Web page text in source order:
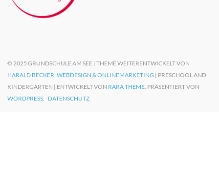
© 2025 GRUNDSCHULE AM SEE | THEME WEITERENTWICKELT VON
HARALD BECKER, WEBDESIGN & ONLINEMARKETING | PRESCHOOL AND
KINDERGARTEN | ENTWICKELT VON RARA THEME . PRÄSENTIERT VON
WORDPRESS.
DATENSCHUTZ